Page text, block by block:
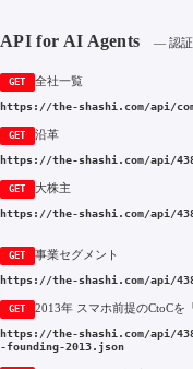
API for AI Agents — 認証
GET 全社一覧
https://the-shashi.com/api/
GET 沿革
https://the-shashi.com/api/
GET 大株主
https://the-shashi.com/api/
GET 事業セグメント
https://the-shashi.com/api/
GET
https://the-shashi.com/api/
-founding-2013.json